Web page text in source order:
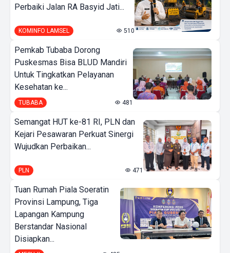
Perbaiki Jalan RA Basyid Jati...
KOMINFO LAMSEL 510
Pemkab Tubaba Dorong
Puskesmas Bisa BLUD Mandiri
Untuk Tingkatkan Pelayanan
Kesehatan ke...
TUBABA 481
Semangat HUT ke-81 RI, PLN dan
Kejari Pesawaran Perkuat Sinergi
Wujudkan Perbaikan...
PLN 471
Tuan Rumah Piala Soeratin
Provinsi Lampung, Tiga
Lapangan Kampung
Berstandar Nasional
Disiapkan...